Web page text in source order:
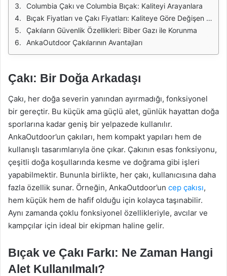
Columbia Çakı ve Columbia Bıçak: Kaliteyi Arayanlara
Bıçak Fiyatları ve Çakı Fiyatları: Kaliteye Göre Değişen Maliyetler
Çakıların Güvenlik Özellikleri: Biber Gazı ile Korunma
AnkaOutdoor Çakılarının Avantajları
Çakı: Bir Doğa Arkadaşı
Çakı, her doğa severin yanından ayırmadığı, fonksiyonel
bir gereçtir. Bu küçük ama güçlü alet, günlük hayattan doğa
sporlarına kadar geniş bir yelpazede kullanılır.
AnkaOutdoor’un çakıları, hem kompakt yapıları hem de
kullanışlı tasarımlarıyla öne çıkar. Çakının esas fonksiyonu,
çeşitli doğa koşullarında kesme ve doğrama gibi işleri
yapabilmektir. Bununla birlikte, her çakı, kullanıcısına daha
fazla özellik sunar. Örneğin, AnkaOutdoor’un cep çakısı,
hem küçük hem de hafif olduğu için kolayca taşınabilir.
Aynı zamanda çoklu fonksiyonel özellikleriyle, avcılar ve
kampçılar için ideal bir ekipman haline gelir.
Bıçak ve Çakı Farkı: Ne Zaman Hangi
Alet Kullanılmalı?